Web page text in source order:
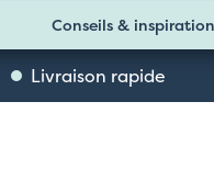
Conseils & inspiration
Livraison rapide